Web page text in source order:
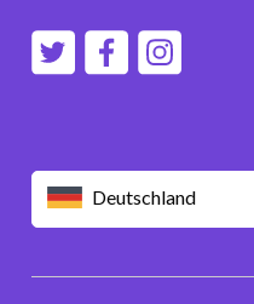
Deutschland